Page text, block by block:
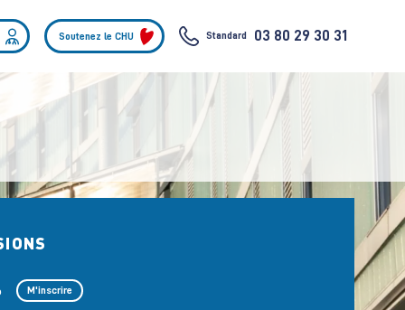
Soutenez le CHU Standard 03 80 29 30 31
M'inscrire